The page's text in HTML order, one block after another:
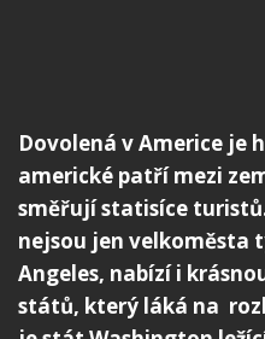
Dovolená v Americe je
americké patří mezi
směřují statisíce
nejsou jen velkoměsta
Angeles, nabízí i
států, který láká na